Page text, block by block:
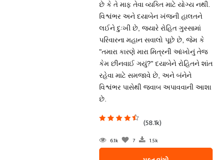
છે કે તે માફ તેવા વ્યક્તિ માટે યોગ્ય નથી.
વિશ્વંભર અને દયાબેન ખંજની હાલતને
લઈને દુઃખી છે, જ્યારે રોહિત ગુસ્સામાં
પરિવારના મહાન સવાલો પૂછે છે, જેમ કે
"તમારા કારણે મારા મિત્રની આંખોનું તેજ
કેમ છીનવાઈ ગયું?" દયાબેને રોહિતને શાંત
રહેવા માટે સમજાવે છે, અને બંનેને
વિશ્વંભર પાસેથી જવાબ અપાવવાની આશા
છે.
(58.1k)
6.1k 7 1.5k